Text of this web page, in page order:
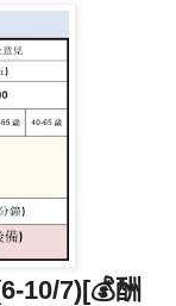
10/7)[💰酬